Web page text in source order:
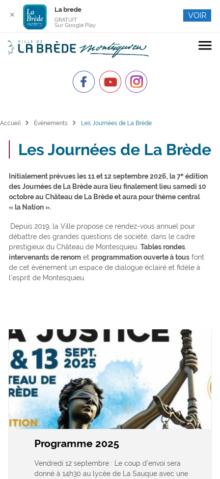
menu
Accueil chevron_right Événements chevron_right Les Journées de La Brède
Les Journées de La Brède
Initialement prévues les 11 et 12 septembre 2026, la 7ᵉ édition
des Journées de La Brède aura lieu finalement lieu samedi 10
octobre au Château de La Brède et aura pour thème central
« la Nation ».
Depuis 2019, la Ville propose ce rendez-vous annuel pour
débattre des grandes questions de société, dans le cadre
prestigieux du Château de Montesquieu. Tables rondes,
intervenants de renomet programmation ouverte à tousfont
de cet événement un espace de dialogue éclairé et fidèle à
l’esprit de Montesquieu.
Programme 2025
Vendredi 12 septembre : Le coup d’envoi sera
donné à 14h30 au lycée de La Sauque avec une
✕
La brede
GRATUIT
Sur Google Play
VOIR